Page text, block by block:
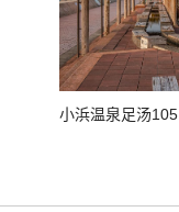
小浜温泉足汤105